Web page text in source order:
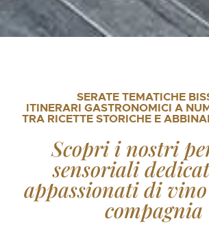
SERATE TEMATICHE
ITINERARI GASTRONOMICI A
TRA RICETTE STORICHE E
Scopri i nostri
sensoriali
appassionati di
compagnia